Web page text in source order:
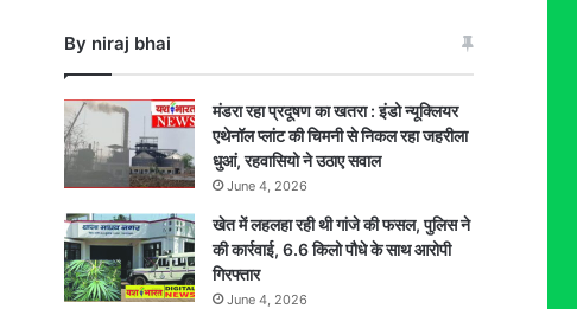
नशामुक्त
युवा
विकसित
भारत
में
250
से
अधिक
युवाओं
ने
By niraj bhai
मंडरा रहा प्रदूषण का खतरा : इंडो न्यूक्लियर
एथेनॉल प्लांट की चिमनी से निकल रहा जहरीला
धुआं, रहवासियो ने उठाए सवाल
June 4, 2026
खेत में लहलहा रही थी गांजे की फसल, पुलिस ने
की कार्रवाई, 6.6 किलो पौधे के साथ आरोपी
गिरफ्तार
June 4, 2026